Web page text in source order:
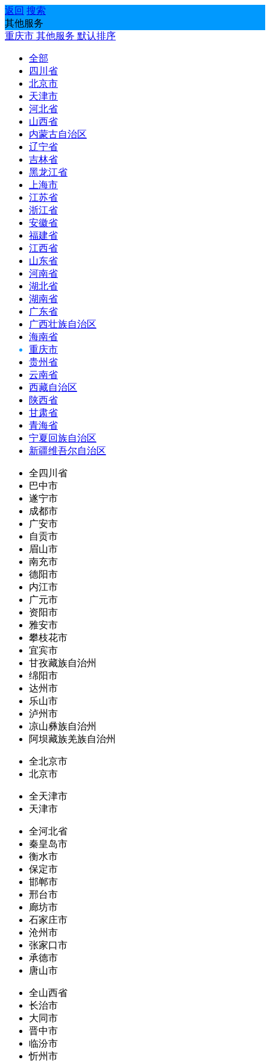
返回 搜索
其他服务
重庆市 其他服务 默认排序
全部
四川省
北京市
天津市
河北省
山西省
内蒙古自治区
辽宁省
吉林省
黑龙江省
上海市
江苏省
浙江省
安徽省
福建省
江西省
山东省
河南省
湖北省
湖南省
广东省
广西壮族自治区
海南省
重庆市
贵州省
云南省
西藏自治区
陕西省
甘肃省
青海省
宁夏回族自治区
新疆维吾尔自治区
全四川省
巴中市
遂宁市
成都市
广安市
自贡市
眉山市
南充市
德阳市
内江市
广元市
资阳市
雅安市
攀枝花市
宜宾市
甘孜藏族自治州
绵阳市
达州市
乐山市
泸州市
凉山彝族自治州
阿坝藏族羌族自治州
全北京市
北京市
全天津市
天津市
全河北省
秦皇岛市
衡水市
保定市
邯郸市
邢台市
廊坊市
石家庄市
沧州市
张家口市
承德市
唐山市
全山西省
长治市
大同市
晋中市
临汾市
忻州市